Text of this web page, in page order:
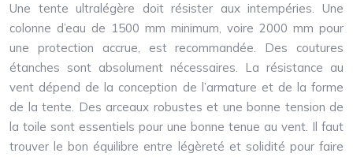
Une tente ultralégère doit résister aux intempéries. Une
colonne d’eau de 1500 mm minimum, voire 2000 mm pour
une protection accrue, est recommandée. Des coutures
étanches sont absolument nécessaires. La résistance au
vent dépend de la conception de l’armature et de la forme
de la tente. Des arceaux robustes et une bonne tension de
la toile sont essentiels pour une bonne tenue au vent. Il faut
trouver le bon équilibre entre légèreté et solidité pour faire